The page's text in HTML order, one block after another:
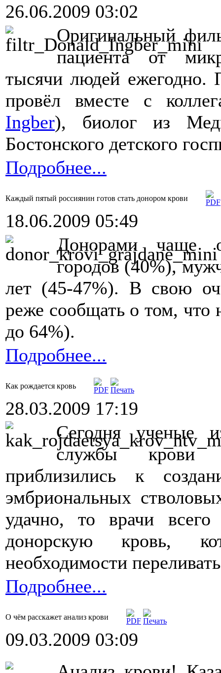
26.06.2009 03:02
Оригинальный
пациента от
тысячи людей ежегодно.
провёл вместе с
Ingber), биолог из
Бостонского детского
Подробнее...
Каждый пятый россиянин готов стать донором крови
18.06.2009 05:49
Донорами чаще
городов (40%),
лет (45-47%). В свою
реже сообщать о том, что
до 64%).
Подробнее...
Как рождается кровь
28.03.2009 17:19
Сегодня ученые
службы крови
приблизились к
эмбриональных
удачно, то врачи
донорскую кровь,
необходимости
Подробнее...
О чём расскажет анализ крови
09.03.2009 03:09